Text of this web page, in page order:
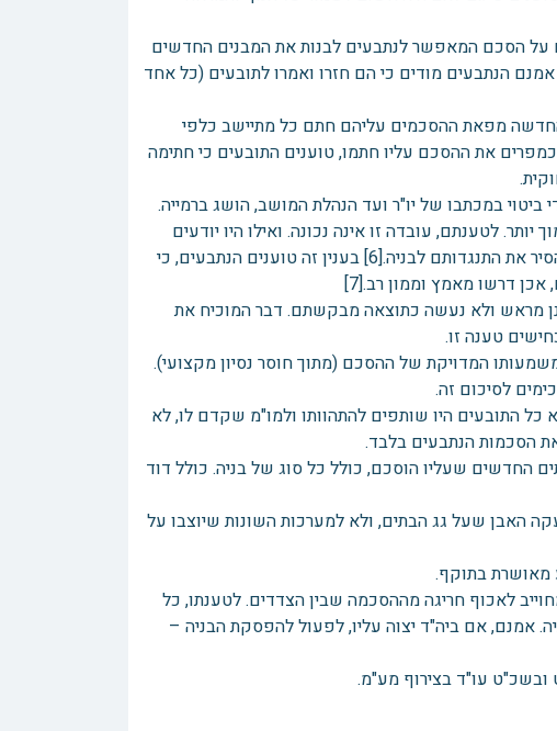
הסכם המאפשר לנתבעים לבנות את המבנים החדשים
אמנם הנתבעים מודים כי הם חזרו ואמרו לתובעים (כל אחד
מפאת ההסכמים עליהם חתם כל מתיישב כלפי
את ההסכם עליו חתמו, טוענים התובעים כי חתימה
במכתבו של יו"ר ועד הנהלת המושב, הושג ברמייה.
לטענתם, עובדה זו אינה נכונה. ואילו היו יודעים
שאכן ניתן לבנות את הבתים החדשים נמוך יותר, לא היו מסכימים להסיר את התנגדותם לבניה.[6] בענין זה טוענים הנתבעים, כי
דרשו מאמץ וממון רב.[7]
מראש ולא נעשה כתוצאה מבקשתם. דבר המוכיח את
טענה זו.
המדויקת של ההסכם (מתוך חוסר נסיון מקצועי).
לסיכום זה.
התובעים היו שותפים להתהוותו ולמו"מ שקדם לו, לא
הסכמות הנתבעים בלבד.
החדשים שעליו הוסכם, כולל כל סוג של בניה. כולל דוד
האבן שעל גג הבתים, ולא למערכות השונות שיוצבו על
מאושרת בתוקף.
ואינו מחוייב לאכוף חריגה מההסכמה שבין הצדדים. לטענתו, כל
אמנם, אם ביה"ד יצוה עליו, לפעול להפסקת הבניה –
עו"ד בצירוף מע"מ.